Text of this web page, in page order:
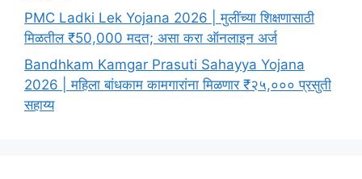
PMC Ladki Lek Yojana 2026 | मुलींच्या शिक्षणासाठी
मिळतील ₹50,000 मदत; असा करा ऑनलाइन अर्ज
Bandhkam Kamgar Prasuti Sahayya Yojana
2026 | महिला बांधकाम कामगारांना मिळणार ₹२५,००० प्रसुती
सहाय्य